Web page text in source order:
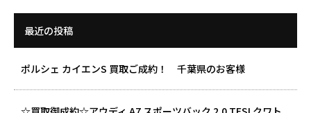
最近の投稿
ポルシェ カイエンS 買取ご成約！ 千葉県のお客様